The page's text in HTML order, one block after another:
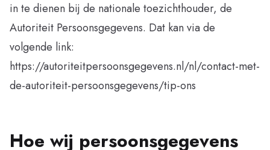
in te dienen bij de nationale toezichthouder, de
Autoriteit Persoonsgegevens. Dat kan via de
volgende link:
https://autoriteitpersoonsgegevens.nl/nl/contact-met-
de-autoriteit-persoonsgegevens/tip-ons
Hoe wij persoonsgegevens